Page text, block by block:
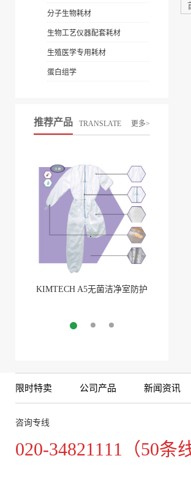
分子生物耗材
生物工艺仪器配套耗材
生殖医学专用耗材
蛋白组学
推荐产品 TRANSLATE 更多>
KIMTECH A5无菌洁净室防护
限时特卖 公司产品 新闻资讯
咨询专线
020-34821111（50条